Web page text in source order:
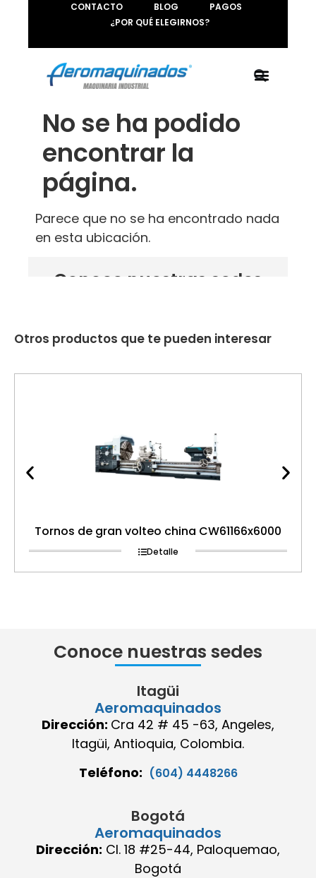
Otros productos que te pueden interesar
Tornos de gran volteo china CW61166x6000
Detalle
Conoce nuestras sedes
Itagüi
Aeromaquinados
Dirección: Cra 42 # 45 -63, Angeles,
Itagüi, Antioquia, Colombia.
Teléfono: (604) 4448266
Bogotá
Aeromaquinados
Dirección: Cl. 18 #25-44, Paloquemao,
Bogotá